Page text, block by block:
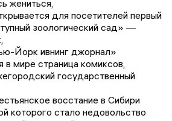
жениться,
для посетителей первый
зоологический сад» —
Йорк ивнинг джорнал»
в мире страница комиксов,
государственный
восстание в Сибири
которого стало недовольство